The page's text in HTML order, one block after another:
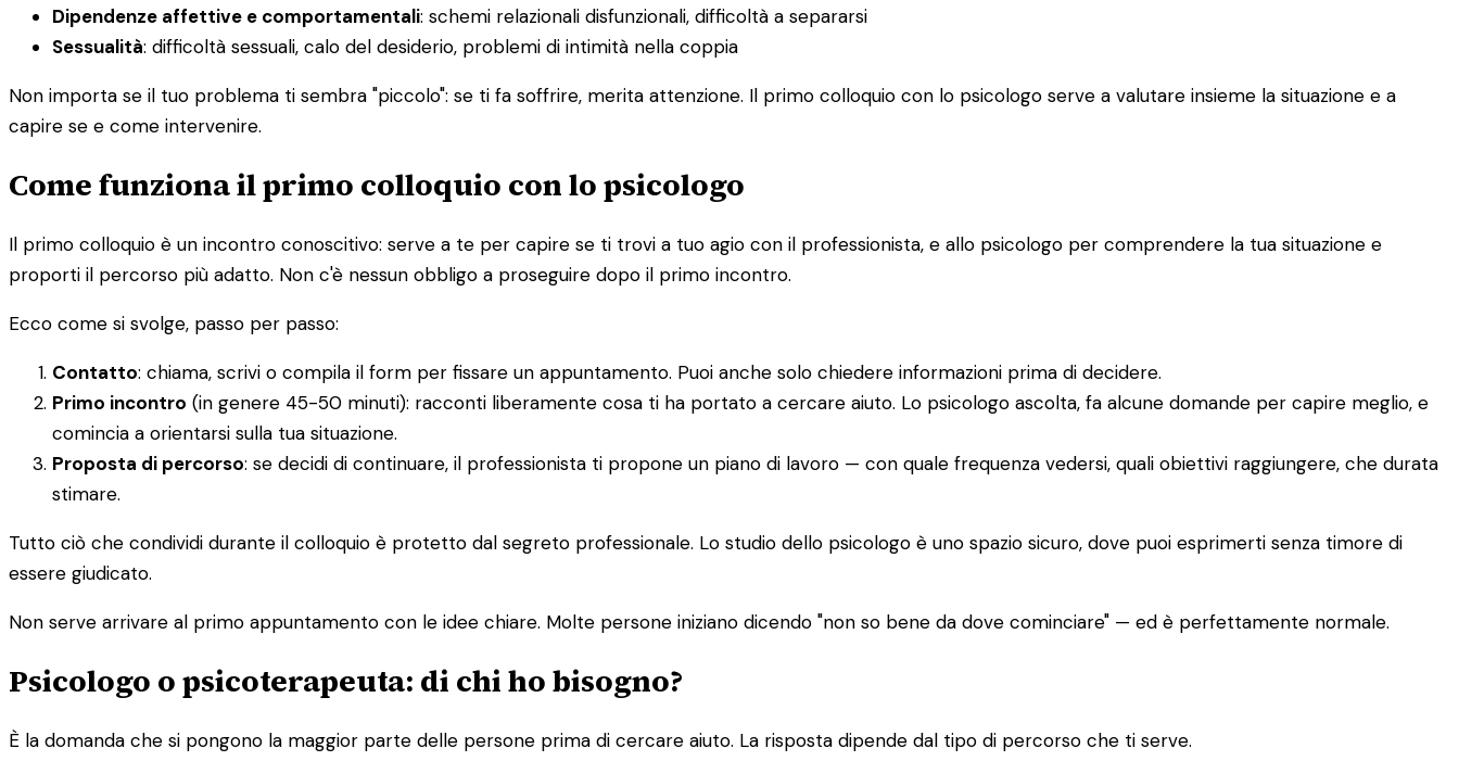
Dipendenze affettive e comportamentali: schemi relazionali disfunzionali, difficoltà a separarsi
Sessualità: difficoltà sessuali, calo del desiderio, problemi di intimità nella coppia
Non importa se il tuo problema ti sembra "piccolo": se ti fa soffrire, merita attenzione. Il primo colloquio con lo psicologo serve a valutare insieme la situazione e a
capire se e come intervenire.
Come funziona il primo colloquio con lo psicologo
Il primo colloquio è un incontro conoscitivo: serve a te per capire se ti trovi a tuo agio con il professionista, e allo psicologo per comprendere la tua situazione e
proporti il percorso più adatto. Non c'è nessun obbligo a proseguire dopo il primo incontro.
Ecco come si svolge, passo per passo:
Contatto: chiama, scrivi o compila il form per fissare un appuntamento. Puoi anche solo chiedere informazioni prima di decidere.
Primo incontro (in genere 45-50 minuti): racconti liberamente cosa ti ha portato a cercare aiuto. Lo psicologo ascolta, fa alcune domande per capire meglio, e
comincia a orientarsi sulla tua situazione.
Proposta di percorso: se decidi di continuare, il professionista ti propone un piano di lavoro — con quale frequenza vedersi, quali obiettivi raggiungere, che durata
stimare.
Tutto ciò che condividi durante il colloquio è protetto dal segreto professionale. Lo studio dello psicologo è uno spazio sicuro, dove puoi esprimerti senza timore di
essere giudicato.
Non serve arrivare al primo appuntamento con le idee chiare. Molte persone iniziano dicendo "non so bene da dove cominciare" — ed è perfettamente normale.
Psicologo o psicoterapeuta: di chi ho bisogno?
È la domanda che si pongono la maggior parte delle persone prima di cercare aiuto. La risposta dipende dal tipo di percorso che ti serve.